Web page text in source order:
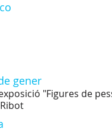
gener
"Figures de